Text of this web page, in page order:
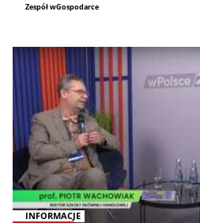
Zespół wGospodarce
INFORMACJE